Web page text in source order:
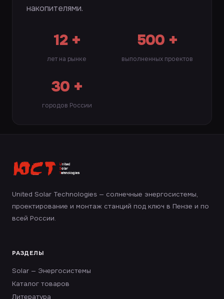
накопителями.
12 +
лет на рынке
500 +
выполненных проектов
30 +
городов России
United Solar Technologies — солнечные энергосистемы,
проектирование и монтаж станций под ключ в Пензе и по
всей России.
РАЗДЕЛЫ
Solar — Энергосистемы
Каталог товаров
Литература